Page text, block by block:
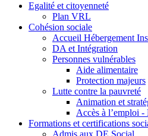
Egalité et citoyenneté
Plan VRL
Cohésion sociale
Accueil Hébergement
DA et Intégration
Personnes vulnérables
Aide alimentaire
Protection majeurs
Lutte contre la pauvreté
Animation et
Accès à l’emploi
Formations et certifications